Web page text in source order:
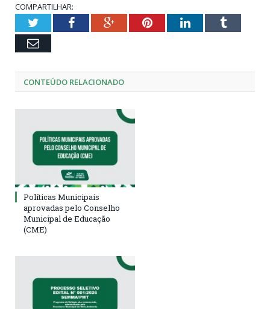
COMPARTILHAR:
TwitterFacebookGoogle+PinterestLinkedInTumblr
Email
CONTEÚDO RELACIONADO
Políticas Municipais
aprovadas pelo Conselho
Municipal de Educação
(CME)